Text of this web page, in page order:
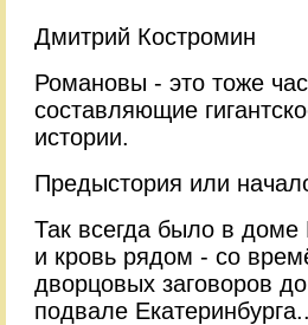
Дмитрий Костромин
Романовы - это тоже
составляющие
истории.
Предыстория или
Так всегда было в
и кровь рядом - со
дворцовых заговоров
подвале